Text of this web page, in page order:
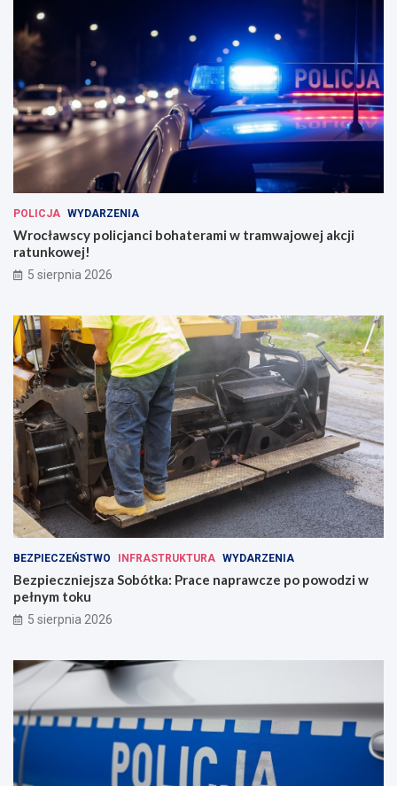
POLICJA WYDARZENIA
Wrocławscy policjanci bohaterami w tramwajowej akcji
ratunkowej!
5 sierpnia 2026
BEZPIECZEŃSTWO INFRASTRUKTURA WYDARZENIA
Bezpieczniejsza Sobótka: Prace naprawcze po powodzi w
pełnym toku
5 sierpnia 2026